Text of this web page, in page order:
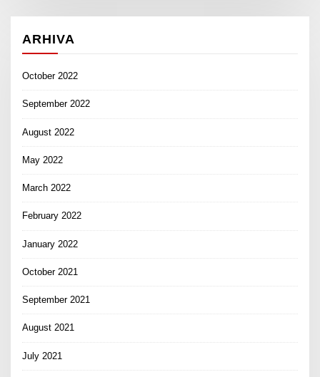
ARHIVA
October 2022
September 2022
August 2022
May 2022
March 2022
February 2022
January 2022
October 2021
September 2021
August 2021
July 2021